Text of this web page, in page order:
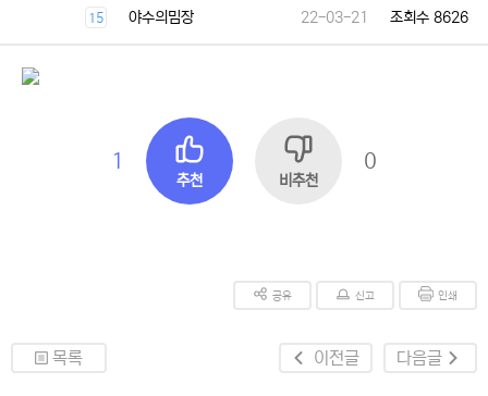
15 야수의밈장 22-03-21 조회수 8626
1
추천 비추천
0
공유 신고 인쇄
목록 이전글 다음글